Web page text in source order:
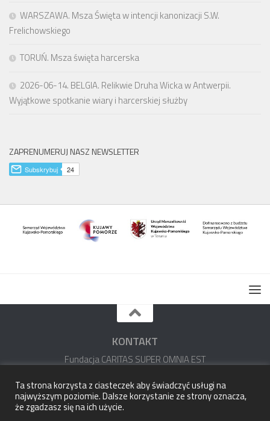
WARSZAWA. Msza Święta w intencji kanonizacji S.W.
Frelichowskiego
TORUŃ. Msza święta harcerska
2026-06-14. BELGIA. Relikwie Druha Wicka w Antwerpii.
Wyjątkowe spotkanie wiary i harcerskiej służby
ZAPRENUMERUJ NASZ NEWSLETTER
KONTAKT
Fundacja CARITAS SUPER OMNIA EST
87-100 Toruń, ul. Panny Marii 2
Ta strona korzysta z ciasteczek aby świadczyć usługi na
najwyższym poziomie. Dalsze korzystanie ze strony oznacza,
że zgadzasz się na ich użycie.